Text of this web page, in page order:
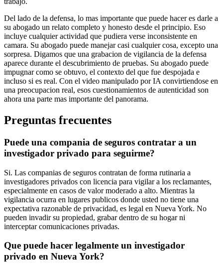
Del lado de la defensa, lo mas importante que puede hacer es darle a
su abogado un relato completo y honesto desde el principio. Eso
incluye cualquier actividad que pudiera verse inconsistente en
camara. Su abogado puede manejar casi cualquier cosa, excepto una
sorpresa. Digamos que una grabacion de vigilancia de la defensa
aparece durante el descubrimiento de pruebas. Su abogado puede
impugnar como se obtuvo, el contexto del que fue despojada e
incluso si es real. Con el video manipulado por IA convirtiendose en
una preocupacion real, esos cuestionamientos de autenticidad son
ahora una parte mas importante del panorama.
Preguntas frecuentes
Puede una compania de seguros contratar a un
investigador privado para seguirme?
Si. Las companias de seguros contratan de forma rutinaria a
investigadores privados con licencia para vigilar a los reclamantes,
especialmente en casos de valor moderado a alto. Mientras la
vigilancia ocurra en lugares publicos donde usted no tiene una
expectativa razonable de privacidad, es legal en Nueva York. No
pueden invadir su propiedad, grabar dentro de su hogar ni
interceptar comunicaciones privadas.
Que puede hacer legalmente un investigador
privado en Nueva York?